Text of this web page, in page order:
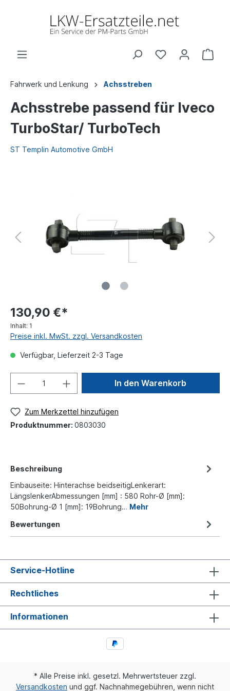
Fahrwerk und Lenkung Achsstreben
Achsstrebe passend für Iveco
TurboStar/ TurboTech
ST Templin Automotive GmbH
130,90 €*
Inhalt: 1
Preise inkl. MwSt. zzgl. Versandkosten
Verfügbar, Lieferzeit 2-3 Tage
In den Warenkorb
Zum Merkzettel hinzufügen
Produktnummer: 0803030
Beschreibung
Einbauseite: Hinterachse beidseitigLenkerart:
LängslenkerAbmessungen [mm] : 580 Rohr-Ø [mm]:
50Bohrung-Ø 1 [mm]: 19Bohrung… Mehr
Bewertungen
Service-Hotline
Rechtliches
Informationen
* Alle Preise inkl. gesetzl. Mehrwertsteuer zzgl.
Versandkosten und ggf. Nachnahmegebühren, wenn nicht